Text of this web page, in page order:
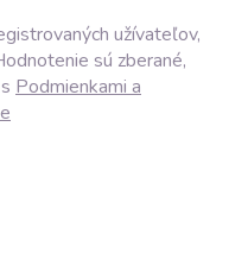
užívateľov,
sú zberané,
Podmienkami a